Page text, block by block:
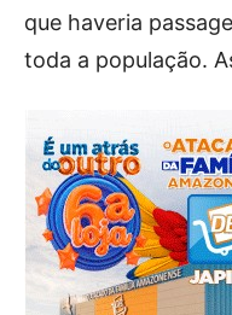
que haveria
toda a população.